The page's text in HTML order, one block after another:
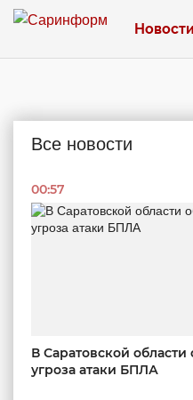
Новости
Все новости
00:57
В Саратовской области
угроза атаки БПЛА